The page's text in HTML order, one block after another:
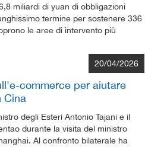
miliardi di yuan di obbligazioni
termine per sostenere 336
le aree di intervento più
20/04/2026
commerce per aiutare
Cina
degli Esteri Antonio Tajani e il
durante la visita del ministro
Al confronto bilaterale ha